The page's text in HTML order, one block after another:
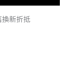
換新折抵